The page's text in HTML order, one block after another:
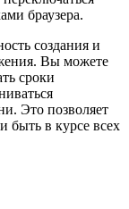
браузера.
создания и
Вы можете
сроки
Это позволяет
быть в курсе всех